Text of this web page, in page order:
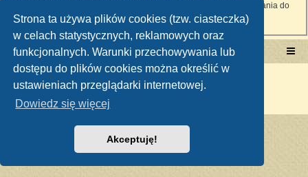
Strona ta używa plików cookies (tzw. ciasteczka)
w celach statystycznych, reklamowych oraz
funkcjonalnych. Warunki przechowywania lub
dostępu do plików cookies można określić w
ustawieniach przeglądarki internetowej.
Dowiedz się więcej
Akceptuję!
RetroTRAKTOR”, ani phpBB nie ponosi odpowiedzialności za włamania do
witryny, podczas których może dojść do kradzieży danych.
Portal RetroTRAKTOR.pl retrotraktor.pl/forum
Technologię dostarcza
Polski pakiet językowy dostarczaphpBB.pl
Zasady ochrony danych osobowych